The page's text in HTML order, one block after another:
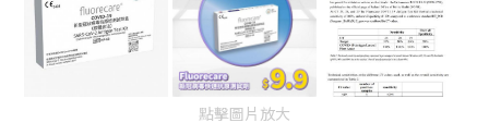
點擊圖片放大